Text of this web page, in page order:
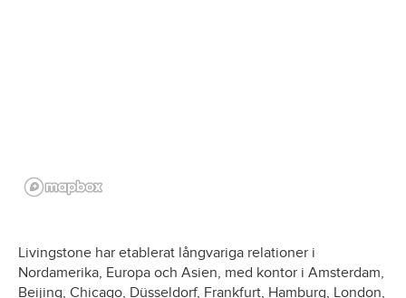
Livingstone har etablerat långvariga relationer i
Nordamerika, Europa och Asien, med kontor i Amsterdam,
Beijing, Chicago, Düsseldorf, Frankfurt, Hamburg, London,